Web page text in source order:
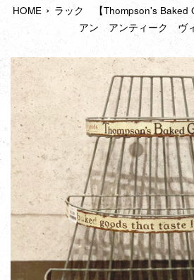
ュ
ー
HOME › ラック 【Thompson's Baked
アン アンティーク ヴ